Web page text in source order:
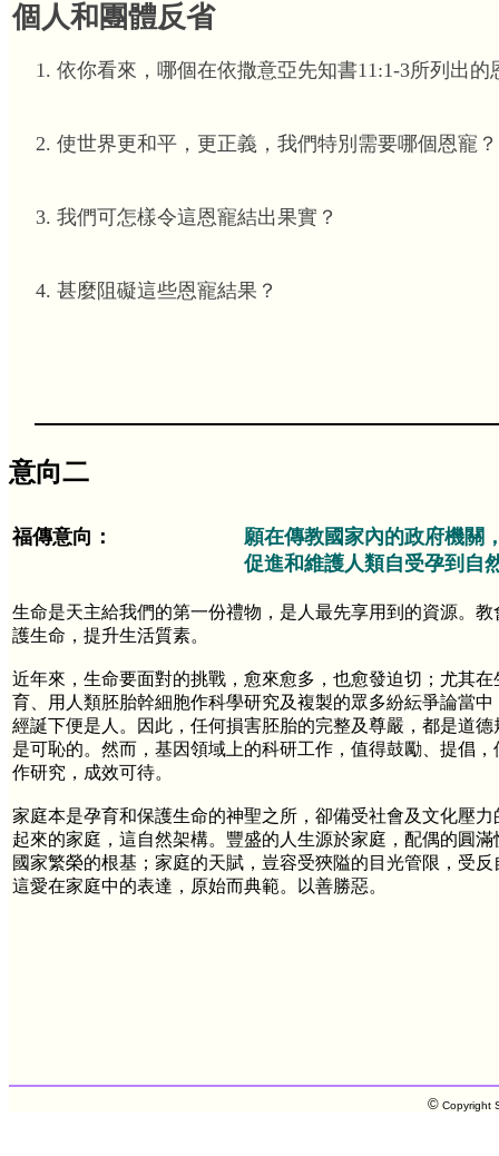
個人和團體反省
依你看來，哪個在依撒意亞先知書11:1-3所列出
使世界更和平，更正義，我們特別需要哪個恩寵？
我們可怎樣令這恩寵結出果實？
甚麼阻礙這些恩寵結果？
意向二
福傳意向：
願在傳教國家內的政府機關
促進和維護人類自受孕到自
生命是天主給我們的第一份禮物，是人最先享用到的資源。
護生命，提升生活質素。
近年來，生命要面對的挑戰，愈來愈多，也愈發迫切；尤其
育、用人類胚胎幹細胞作科學研究及複製的眾多紛紜爭論當
經誕下便是人。因此，任何損害胚胎的完整及尊嚴，都是道
是可恥的。然而，基因領域上的科研工作，值得鼓勵、提倡
作研究，成效可待。
家庭本是孕育和保護生命的神聖之所，卻備受社會及文化壓
起來的家庭，這自然架構。豐盛的人生源於家庭，配偶的圓
國家繁榮的根基；家庭的天賦，豈容受狹隘的目光管限，受
這愛在家庭中的表達，原始而典範。以善勝惡。
© Copyright